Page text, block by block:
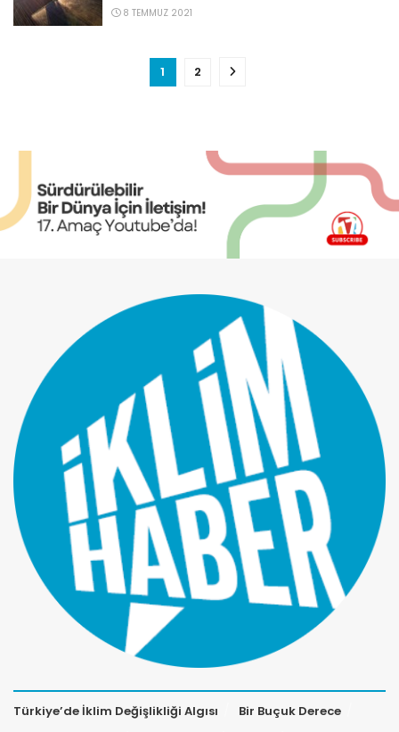
8 TEMMUZ 2021
1 2
Türkiye’de İklim Değişlikliği Algısı
Bir Buçuk Derece